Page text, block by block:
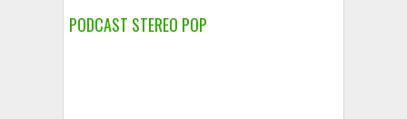
PODCAST STEREO POP